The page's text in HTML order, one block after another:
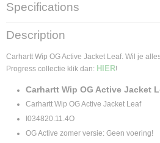
Specifications
Product code
I034820.11.4O.M
Supplier product code
I034820.11.4O
Description
Carhartt Wip OG Active Jacket Leaf. Wil je
Progress collectie klik dan: HIER!
Carhartt Wip OG Active Jacket
Carhartt Wip OG Active Jacket Leaf
I034820.11.4O
OG Active zomer versie: Geen voering!